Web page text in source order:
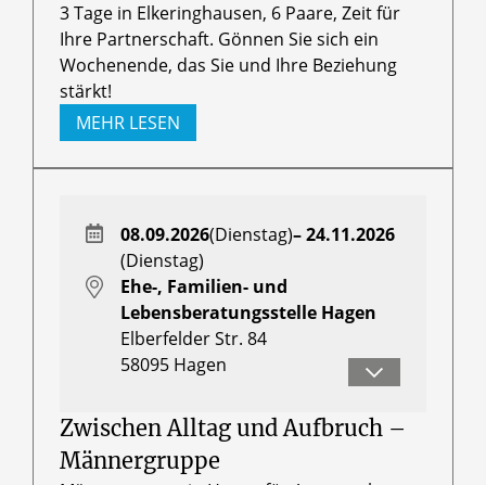
3 Tage in Elkeringhausen, 6 Paare, Zeit für
Ihre Partnerschaft. Gönnen Sie sich ein
Wochenende, das Sie und Ihre Beziehung
stärkt!
MEHR LESEN
Zwischen Alltag und Aufbruch –
Männergruppe
08.09.2026(Dienstag)– 24.11.2026
(Dienstag)
Ehe-, Familien- und
Lebensberatungsstelle Hagen
Elberfelder Str. 84
58095 Hagen